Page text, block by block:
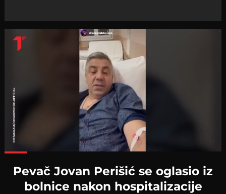
Pevač Jovan Perišić se oglasio iz
bolnice nakon hospitalizacije